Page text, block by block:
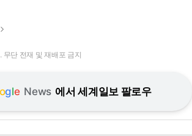
단 전재 및 재배포 금지
gle News 에서 세계일보 팔로우